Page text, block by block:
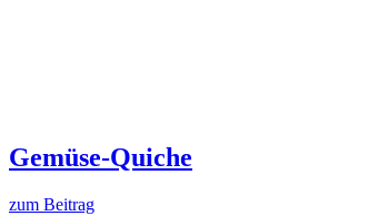
Gemüse-Quiche
zum Beitrag